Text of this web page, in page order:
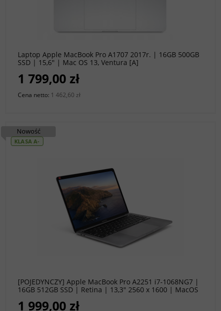
Laptop Apple MacBook Pro A1707 2017r. | 16GB 500GB
SSD | 15,6" | Mac OS 13, Ventura [A]
1 799,00 zł
Cena netto: 1 462,60 zł
[POJEDYNCZY] Apple MacBook Pro A2251 i7-1068NG7 |
16GB 512GB SSD | Retina | 13,3" 2560 x 1600 | MacOS
1 999,00 zł
KLASA A-
Nowość